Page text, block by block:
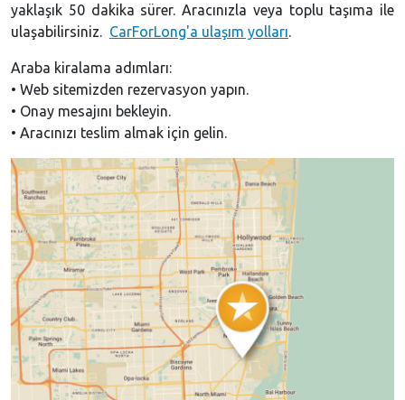
yaklaşık 50 dakika sürer. Aracınızla veya toplu taşıma ile
ulaşabilirsiniz. CarForLong'a ulaşım yolları.
Araba kiralama adımları:
• Web sitemizden rezervasyon yapın.
• Onay mesajını bekleyin.
• Aracınızı teslim almak için gelin.